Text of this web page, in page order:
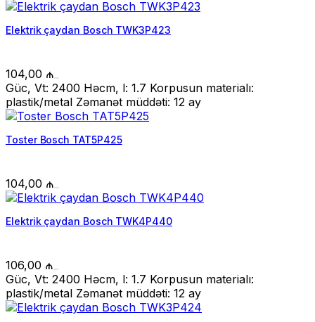
Elektrik çaydan Bosch TWK3P423
104,00 ₼
Güc, Vt: 2400 Həcm, l: 1.7 Korpusun materialı:
plastik/metal Zəmanət müddəti: 12 ay
Toster Bosch TAT5P425
104,00 ₼
Elektrik çaydan Bosch TWK4P440
106,00 ₼
Güc, Vt: 2400 Həcm, l: 1.7 Korpusun materialı:
plastik/metal Zəmanət müddəti: 12 ay